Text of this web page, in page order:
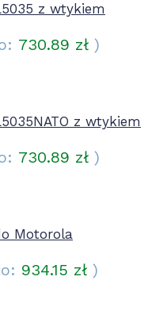
z wtykiem
730.89 zł )
z wtykiem
730.89 zł )
Motorola
934.15 zł )